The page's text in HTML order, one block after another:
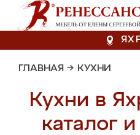
ГЛАВНАЯ → КУХНИ
Кухни в
каталог